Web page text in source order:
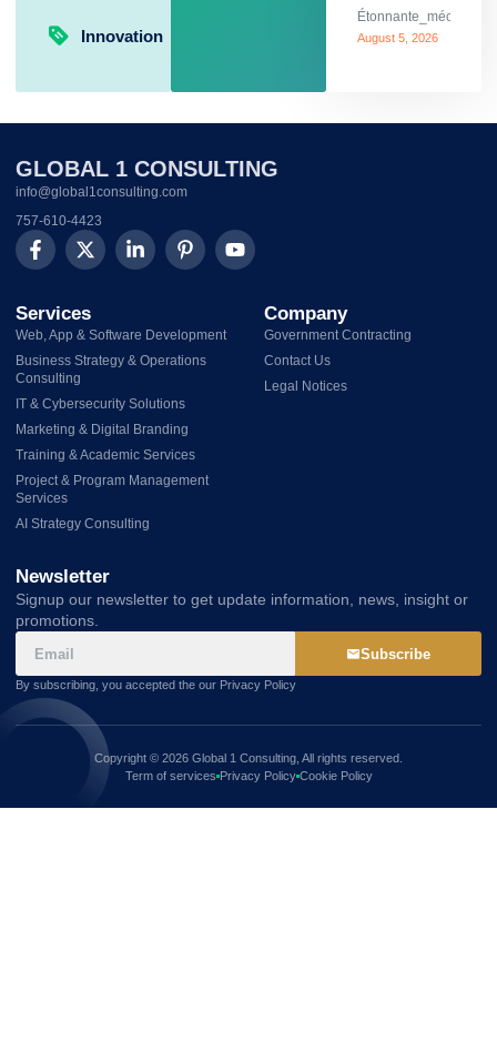
Innovation August 5, 2026
GLOBAL 1 CONSULTING
info@global1consulting.com
757-610-4423
Services
Web, App & Software Development
Business Strategy & Operations
Consulting
IT & Cybersecurity Solutions
Marketing & Digital Branding
Training & Academic Services
Project & Program Management
Services
AI Strategy Consulting
Company
Government Contracting
Contact Us
Legal Notices
Newsletter
Signup our newsletter to get update information, news, insight or
promotions.
Subscribe
By subscribing, you accepted the our Privacy Policy
Copyright © 2026 Global 1 Consulting, All rights reserved.
Term of services Privacy Policy Cookie Policy